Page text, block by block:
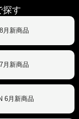
探す
月新商品
月新商品
6月新商品